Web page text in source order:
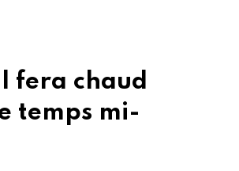
fera chaud
temps mi-